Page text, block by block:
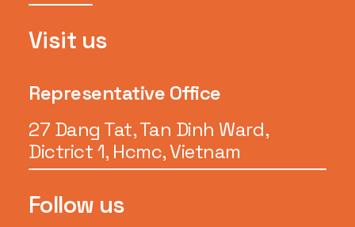
Visit us
Representative Office
27 Dang Tat, Tan Dinh Ward,
Dictrict 1, Hcmc, Vietnam
Follow us